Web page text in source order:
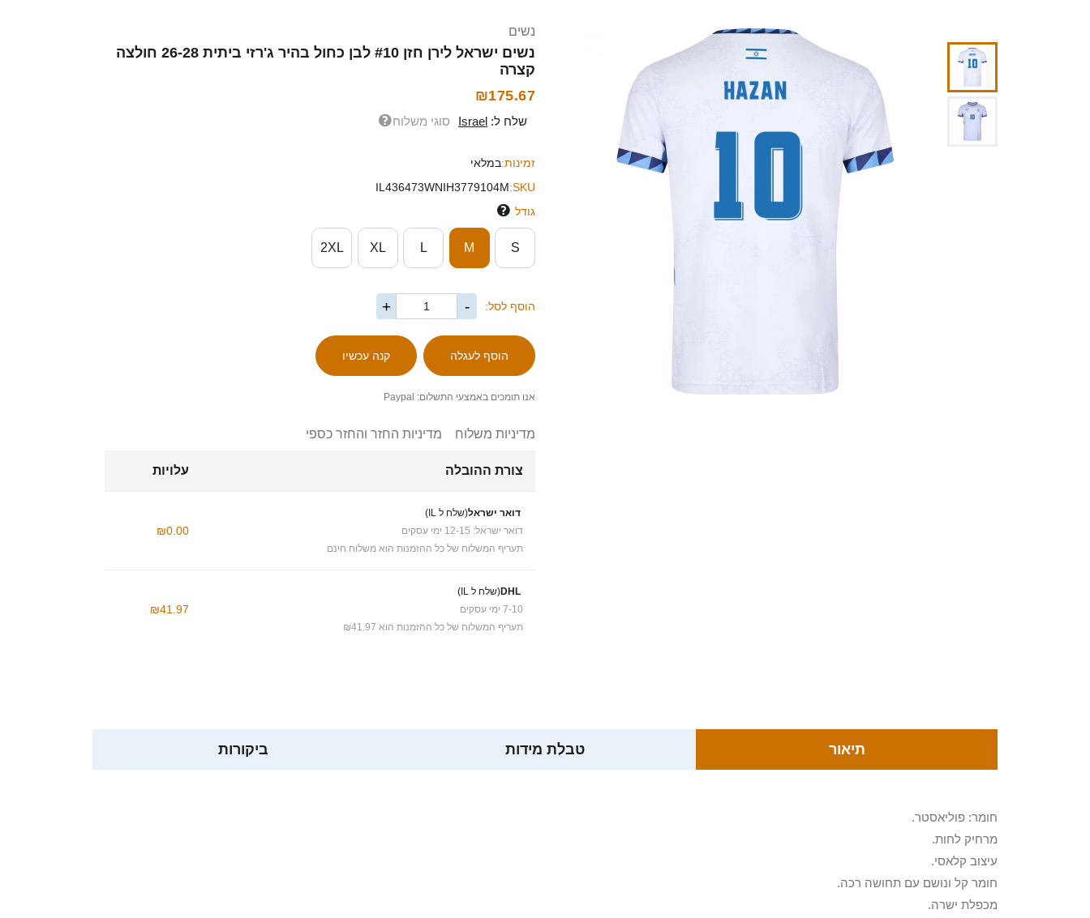
נשים
נשים ישראל לירן חזן #10 לבן כחול בהיר ג'רזי ביתית 26-28 חולצה
קצרה
₪175.67
שלח ל: Israel סוגי משלוח
זמינות:במלאי
SKU:
IL436473WNIH3779104M
גודל
S
M
L
XL
2XL
הוסף לסל: -
+
אנו תומכים באמצעי התשלום: Paypal
מדיניות משלוח מדיניות החזר והחזר כספי
צורת ההובלה עלויות
דואר ישראל(שלח ל IL)
דואר ישראל: 12-15 ימי עסקים
תעריף המשלוח של כל ההזמנות הוא משלוח חינם
₪0.00
DHL(שלח ל IL)
7-10 ימי עסקים
תעריף המשלוח של כל ההזמנות הוא ₪41.97
₪41.97
תיאור טבלת מידות ביקורות
חומר: פוליאסטר.
מרחיק לחות.
עיצוב קלאסי.
חומר קל ונושם עם תחושה רכה.
מכפלת ישרה.